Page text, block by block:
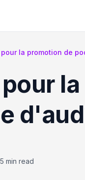
pour la promotion de
5 min read